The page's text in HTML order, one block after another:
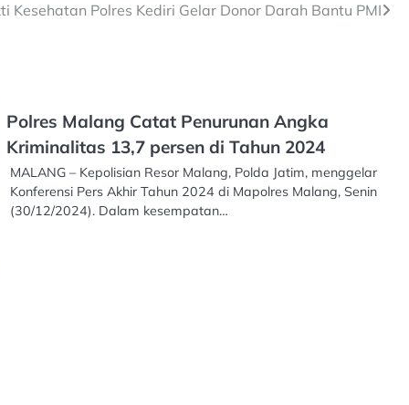
Kesehatan Polres Kediri Gelar Donor Darah Bantu PMI
Polres Malang Catat Penurunan Angka
Kriminalitas 13,7 persen di Tahun 2024
MALANG – Kepolisian Resor Malang, Polda Jatim, menggelar
Konferensi Pers Akhir Tahun 2024 di Mapolres Malang, Senin
(30/12/2024). Dalam kesempatan…